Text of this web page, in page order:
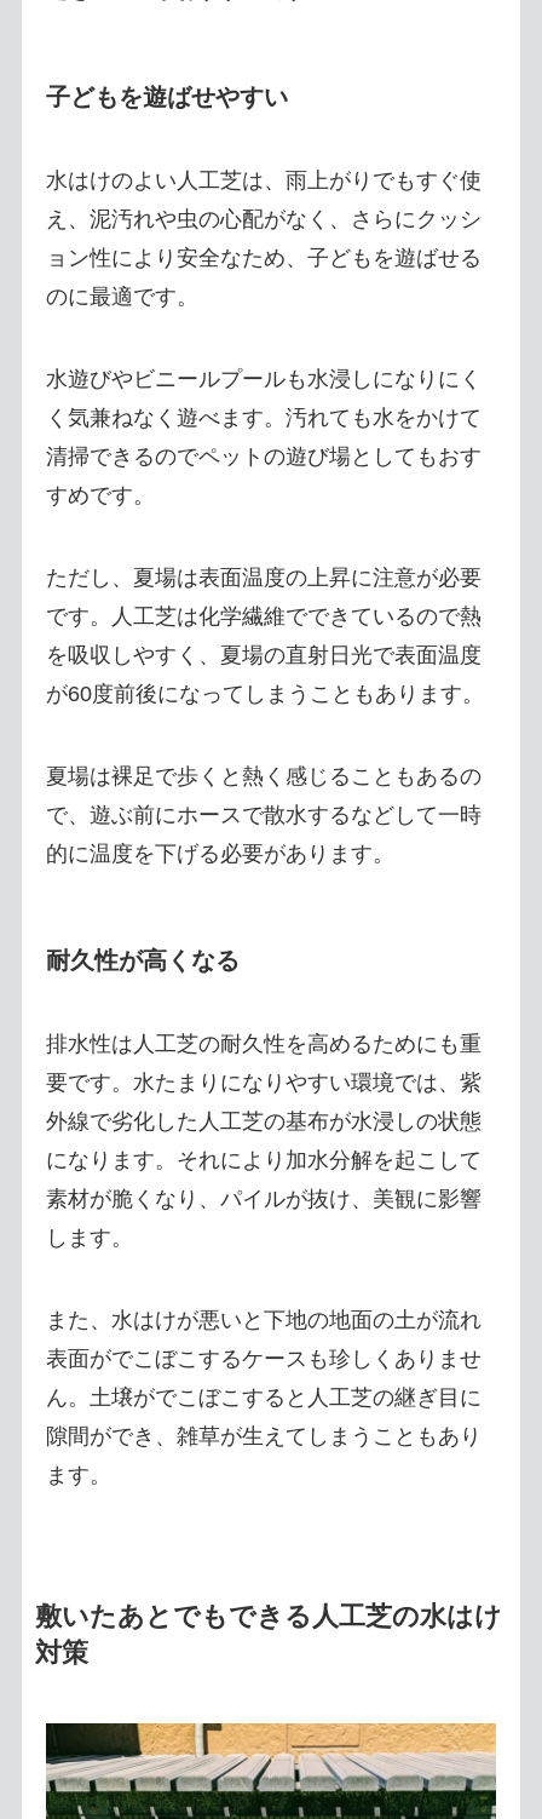
子どもを遊ばせやすい
水はけのよい人工芝は、雨上がりでもすぐ使
え、泥汚れや虫の心配がなく、さらにクッシ
ョン性により安全なため、子どもを遊ばせる
のに最適です。
水遊びやビニールプールも水浸しになりにく
く気兼ねなく遊べます。汚れても水をかけて
清掃できるのでペットの遊び場としてもおす
すめです。
ただし、夏場は表面温度の上昇に注意が必要
です。人工芝は化学繊維でできているので熱
を吸収しやすく、夏場の直射日光で表面温度
が60度前後になってしまうこともあります。
夏場は裸足で歩くと熱く感じることもあるの
で、遊ぶ前にホースで散水するなどして一時
的に温度を下げる必要があります。
耐久性が高くなる
排水性は人工芝の耐久性を高めるためにも重
要です。水たまりになりやすい環境では、紫
外線で劣化した人工芝の基布が水浸しの状態
になります。それにより加水分解を起こして
素材が脆くなり、パイルが抜け、美観に影響
します。
また、水はけが悪いと下地の地面の土が流れ
表面がでこぼこするケースも珍しくありませ
ん。土壌がでこぼこすると人工芝の継ぎ目に
隙間ができ、雑草が生えてしまうこともあり
ます。
敷いたあとでもできる人工芝の水はけ
対策